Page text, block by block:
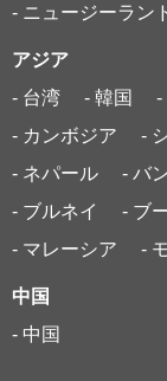
- ニュージーラン
アジア
- 台湾
- 韓国 -
- カンボジア
-
- ネパール
- バ
- ブルネイ
- ブ
- マレーシア
-
中国
- 中国